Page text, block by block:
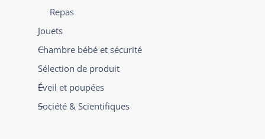
Repas
Jouets
Chambre bébé et sécurité
Sélection de produit
Éveil et poupées
Société & Scientifiques